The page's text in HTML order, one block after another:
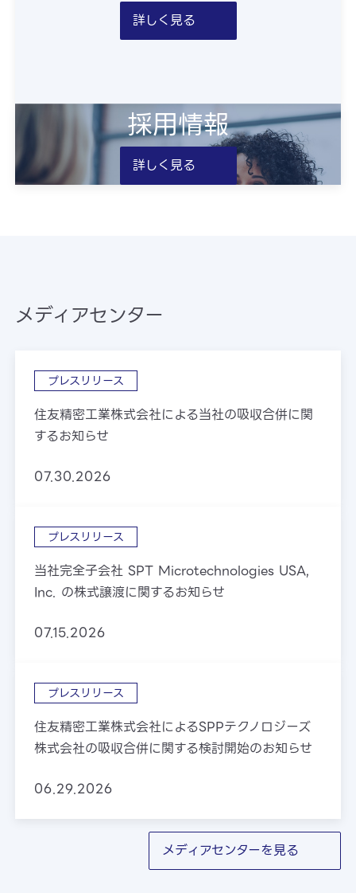
詳しく見る
採用情報
詳しく見る
メディアセンター
プレスリリース
住友精密工業株式会社による当社の吸収合併に関
するお知らせ
07.30.2026
プレスリリース
当社完全子会社 SPT Microtechnologies USA,
Inc. の株式譲渡に関するお知らせ
07.15.2026
プレスリリース
住友精密工業株式会社によるSPPテクノロジーズ
株式会社の吸収合併に関する検討開始のお知らせ
06.29.2026
メディアセンターを見る